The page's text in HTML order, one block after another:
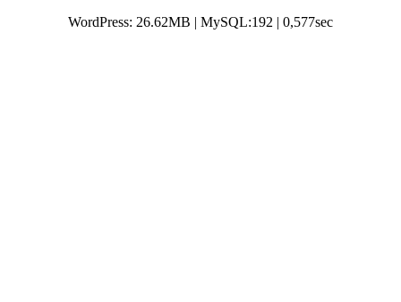
WordPress: 26.62MB | MySQL:192 | 0,577sec